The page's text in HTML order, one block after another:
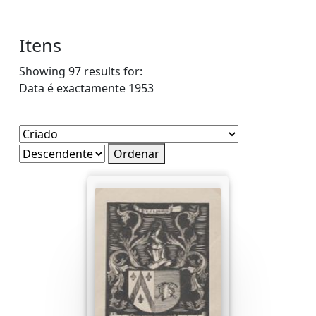
Itens
Showing 97 results for:
Data é exactamente 1953
Ordenar